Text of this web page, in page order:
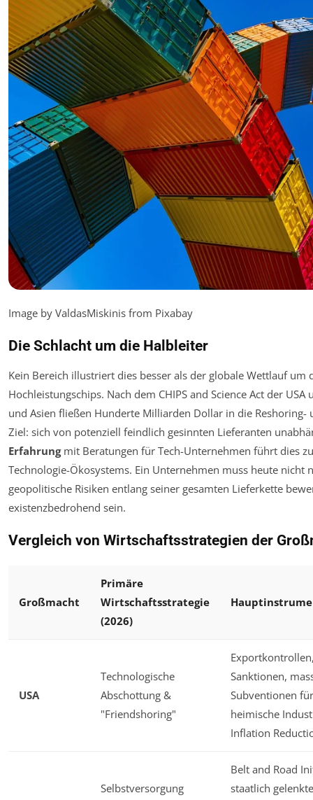
Image by ValdasMiskinis from Pixabay
Die Schlacht um die Halbleiter
Kein Bereich illustriert dies besser als der globale Wettlauf um
Hochleistungschips. Nach dem CHIPS and Science Act der
und Asien fließen Hunderte Milliarden Dollar in die Reshoring-
Ziel: sich von potenziell feindlich gesinnten Lieferanten
Erfahrungmit Beratungen für Tech-Unternehmen führt dies
Technologie-Ökosystems. Ein Unternehmen muss heute nicht
geopolitische Risiken entlang seiner gesamten Lieferkette
existenzbedrohend sein.
Vergleich von Wirtschaftsstrategien der
Großmacht
Primäre
Wirtschaftsstrategie
(2026)
USA
Technologische
Abschottung &
"Friendshoring"
Sanktionen,
Subventionen für
heimische
Inflation
Selbstversorgung
Belt and Road
staatlich gelenkte